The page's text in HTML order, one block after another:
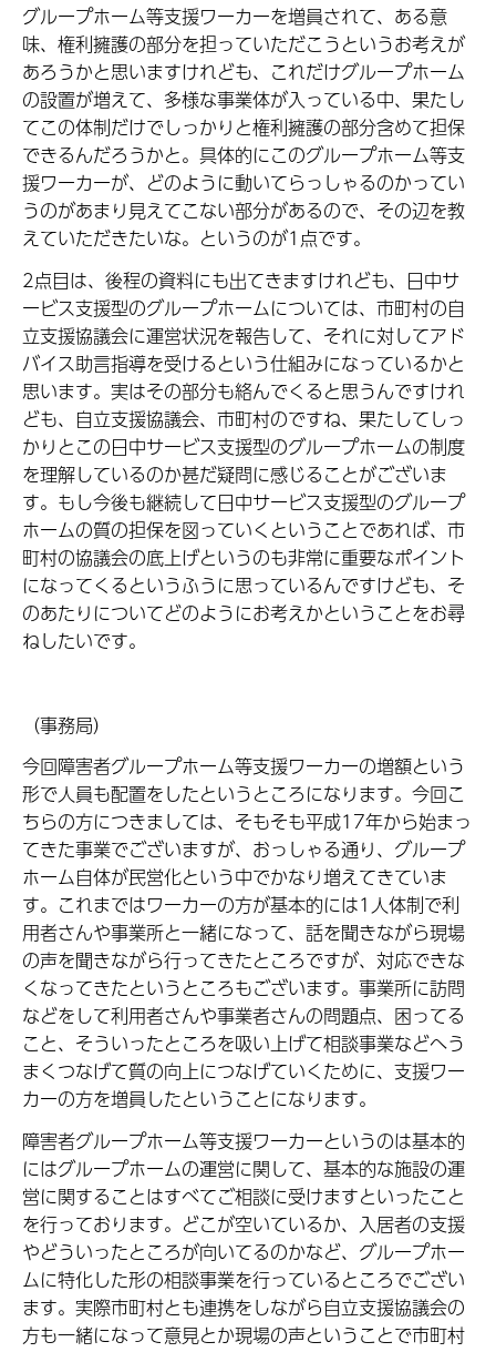
グループホーム等支援ワーカーを増員されて、ある意
味、権利擁護の部分を担っていただこうというお考えが
あろうかと思いますけれども、これだけグループホーム
の設置が増えて、多様な事業体が入っている中、果たし
てこの体制だけでしっかりと権利擁護の部分含めて担保
できるんだろうかと。具体的にこのグループホーム等支
援ワーカーが、どのように動いてらっしゃるのかってい
うのがあまり見えてこない部分があるので、その辺を教
えていただきたいな。というのが1点です。
2点目は、後程の資料にも出てきますけれども、日中サ
ービス支援型のグループホームについては、市町村の自
立支援協議会に運営状況を報告して、それに対してアド
バイス助言指導を受けるという仕組みになっているかと
思います。実はその部分も絡んでくると思うんですけれ
ども、自立支援協議会、市町村のですね、果たしてしっ
かりとこの日中サービス支援型のグループホームの制度
を理解しているのか甚だ疑問に感じることがございま
す。もし今後も継続して日中サービス支援型のグループ
ホームの質の担保を図っていくということであれば、市
町村の協議会の底上げというのも非常に重要なポイント
になってくるというふうに思っているんですけども、そ
のあたりについてどのようにお考えかということをお尋
ねしたいです。
（事務局）
今回障害者グループホーム等支援ワーカーの増額という
形で人員も配置をしたというところになります。今回こ
ちらの方につきましては、そもそも平成17年から始まっ
てきた事業でございますが、おっしゃる通り、グループ
ホーム自体が民営化という中でかなり増えてきていま
す。これまではワーカーの方が基本的には1人体制で利
用者さんや事業所と一緒になって、話を聞きながら現場
の声を聞きながら行ってきたところですが、対応できな
くなってきたというところもございます。事業所に訪問
などをして利用者さんや事業者さんの問題点、困ってる
こと、そういったところを吸い上げて相談事業などへう
まくつなげて質の向上につなげていくために、支援ワー
カーの方を増員したということになります。
障害者グループホーム等支援ワーカーというのは基本的
にはグループホームの運営に関して、基本的な施設の運
営に関することはすべてご相談に受けますといったこと
を行っております。どこが空いているか、入居者の支援
やどういったところが向いてるのかなど、グループホー
ムに特化した形の相談事業を行っているところでござい
ます。実際市町村とも連携をしながら自立支援協議会の
方も一緒になって意見とか現場の声ということで市町村